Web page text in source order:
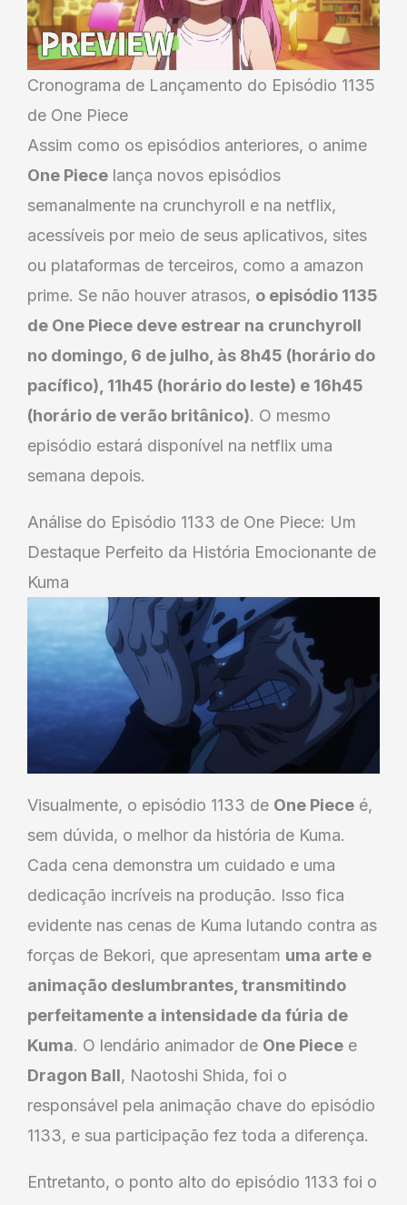
Cronograma de Lançamento do Episódio 1135
de One Piece
Assim como os episódios anteriores, o anime
One Piece lança novos episódios
semanalmente na crunchyroll e na netflix,
acessíveis por meio de seus aplicativos, sites
ou plataformas de terceiros, como a amazon
prime. Se não houver atrasos, o episódio 1135
de One Piece deve estrear na crunchyroll
no domingo, 6 de julho, às 8h45 (horário do
pacífico), 11h45 (horário do leste) e 16h45
(horário de verão britânico). O mesmo
episódio estará disponível na netflix uma
semana depois.
Análise do Episódio 1133 de One Piece: Um
Destaque Perfeito da História Emocionante de
Kuma
Visualmente, o episódio 1133 de One Piece é,
sem dúvida, o melhor da história de Kuma.
Cada cena demonstra um cuidado e uma
dedicação incríveis na produção. Isso fica
evidente nas cenas de Kuma lutando contra as
forças de Bekori, que apresentam uma arte e
animação deslumbrantes, transmitindo
perfeitamente a intensidade da fúria de
Kuma. O lendário animador de One Piece e
Dragon Ball, Naotoshi Shida, foi o
responsável pela animação chave do episódio
1133, e sua participação fez toda a diferença.
Entretanto, o ponto alto do episódio 1133 foi o